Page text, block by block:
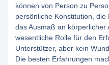
können von Person zu
persönliche Konstitution,
das Ausmaß an körperlicher
wesentliche Rolle für den
Unterstützer, aber kein
Die besten Erfahrungen